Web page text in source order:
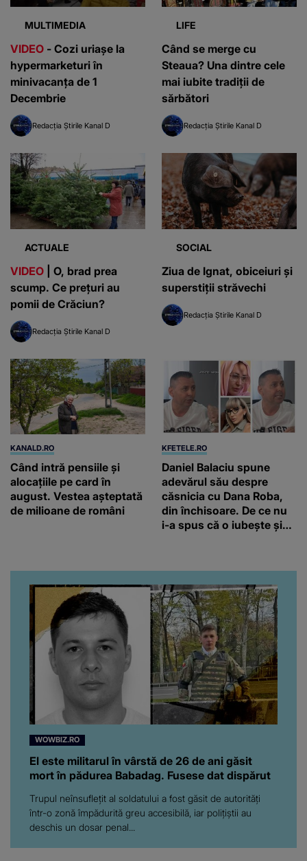
MULTIMEDIA
VIDEO - Cozi uriașe la
hypermarketuri în
minivacanţa de 1
Decembrie
Redacția Știrile Kanal D
LIFE
Când se merge cu
Steaua? Una dintre cele
mai iubite tradiții de
sărbători
Redacția Știrile Kanal D
ACTUALE
VIDEO | O, brad prea
scump. Ce preţuri au
pomii de Crăciun?
Redacția Știrile Kanal D
SOCIAL
Ziua de Ignat, obiceiuri și
superstiții străvechi
Redacția Știrile Kanal D
KANALD.RO
Când intră pensiile și
alocațiile pe card în
august. Vestea așteptată
de milioane de români
KFETELE.RO
Daniel Balaciu spune
adevărul său despre
căsnicia cu Dana Roba,
din închisoare. De ce nu
i-a spus că o iubește și
“Am suflet mare. Eu am
ajutat-o.”
WOWBIZ.RO
El este militarul în vârstă de 26 de ani găsit
mort în pădurea Babadag. Fusese dat dispărut
Trupul neînsuflețit al soldatului a fost găsit de autorități
într-o zonă împădurită greu accesibilă, iar polițiștii au
deschis un dosar penal...